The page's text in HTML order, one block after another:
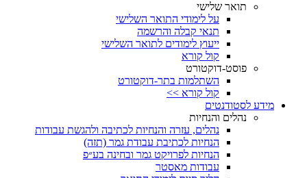
תואר שלישי
על לימודי התואר השלישי
תנאי קבלה והרשמה
ייעוץ לימודים לתואר השלישי
קול קורא
פוסט-דוקטורט
השתלמות בתר-דוקטורט
קול קורא >>
מידע לסטודנטים
נהלים והנחיות
נהלים, עזרה והנחיות לכתיבה ולהגשת עבודות
הנחיות לכתיבת עבודת גמר (תזה)
הנחיות לפרויקט גמר ובחינה בע״פ
עבודות מאסטר